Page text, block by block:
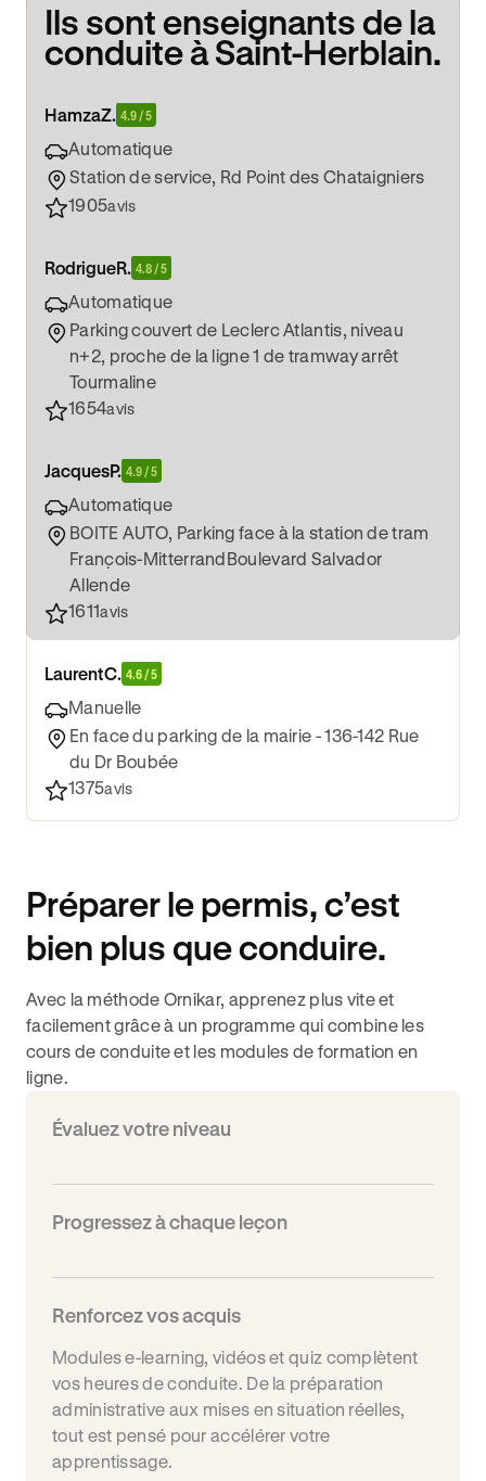
Ils sont enseignants de la
conduite à Saint-Herblain.
HamzaZ. 4.9 / 5
Automatique
Station de service, Rd Point des Chataigniers
1905avis
RodrigueR. 4.8 / 5
Automatique
Parking couvert de Leclerc Atlantis, niveau
n+2, proche de la ligne 1 de tramway arrêt
Tourmaline
1654avis
JacquesP. 4.9 / 5
Automatique
BOITE AUTO, Parking face à la station de tram
François-MitterrandBoulevard Salvador
Allende
1611avis
LaurentC. 4.6 / 5
Manuelle
En face du parking de la mairie - 136-142 Rue
du Dr Boubée
1375avis
Préparer le permis, c’est
bien plus que conduire.
Avec la méthode Ornikar, apprenez plus vite et
facilement grâce à un programme qui combine les
cours de conduite et les modules de formation en
ligne.
Évaluez votre niveau
Progressez à chaque leçon
Renforcez vos acquis
Modules e-learning, vidéos et quiz complètent
vos heures de conduite. De la préparation
administrative aux mises en situation réelles,
tout est pensé pour accélérer votre
apprentissage.